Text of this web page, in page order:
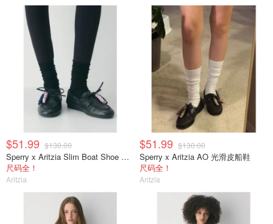
$51.99 $130.00
Sperry x Aritzia Slim Boat Shoe 光滑皮革
尺码全！
Aritzia
$51.99 $130.00
Sperry x Aritzia AO 光滑皮船鞋
尺码全！
Aritzia